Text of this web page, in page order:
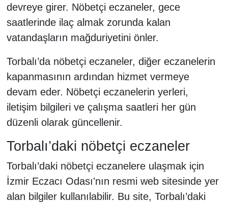
devreye girer. Nöbetçi eczaneler, gece
saatlerinde ilaç almak zorunda kalan
vatandaşların mağduriyetini önler.
Torbalı’da nöbetçi eczaneler, diğer eczanelerin
kapanmasının ardından hizmet vermeye
devam eder. Nöbetçi eczanelerin yerleri,
iletişim bilgileri ve çalışma saatleri her gün
düzenli olarak güncellenir.
Torbalı’daki nöbetçi eczaneler
Torbalı’daki nöbetçi eczanelere ulaşmak için
İzmir Eczacı Odası'nın resmi web sitesinde yer
alan bilgiler kullanılabilir. Bu site, Torbalı’daki